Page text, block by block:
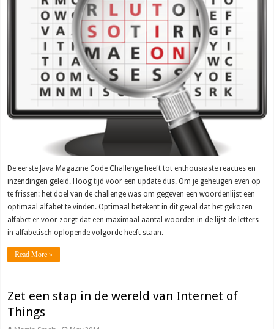
De eerste Java Magazine Code Challenge heeft tot enthousiaste reacties en
inzendingen geleid. Hoog tijd voor een update dus. Om je geheugen even op
te frissen: het doel van de challenge was om gegeven een woordenlijst een
optimaal alfabet te vinden. Optimaal betekent in dit geval dat het gekozen
alfabet er voor zorgt dat een maximaal aantal woorden in de lijst de letters
in alfabetisch oplopende volgorde heeft staan.
Read More »
Zet een stap in de wereld van Internet of
Things